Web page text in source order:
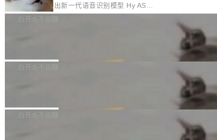
颈。 代码仓深度理解服务（以下简称" CodeBas
e深度理解服务"）是华为云码道（CodeA...
的账号密码进入A集群，输入了一条被程序员圈
称为"删库跑路"的命令——最高管理员权限、无
自研的多个文生3D和...
存永远不够用。 Cloudflare 的 Workers AI 团队
一直在跑这些模型的推理。他们在官方博客上发
整性保护。效果是：吞吐量提升 41%，每 token
腾讯混元正式推出新一代语音识别模型 Hy ASR
3.0preview。基于最新一代大语言模型 Hy3 的
让语音识别不再只是听清，而是真正听懂。通过
w 不要求标准普通话，方言识别覆盖粤语、吴语
白开水不加糖
新和少量网页兼容性修复版本。 Changes/fixe
容提供的字体时出现的几个问题 为避免音频加
白开水不加糖
发布的 Release Notes，他利用 AI 工具（如 Co
白开水不加糖